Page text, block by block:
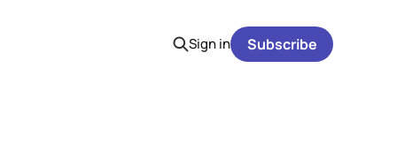
Sign in Subscribe